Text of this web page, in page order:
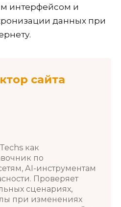
интерфейсом и
данных при
сайта
как
по
AI-инструментам
Проверяет
сценариях,
при изменениях